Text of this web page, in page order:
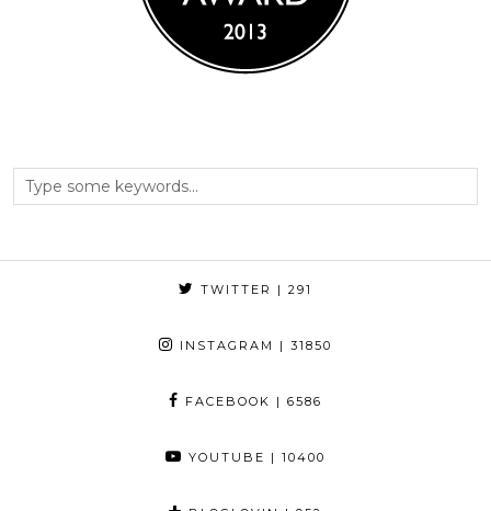
TWITTER | 291
INSTAGRAM | 31850
FACEBOOK | 6586
YOUTUBE | 10400